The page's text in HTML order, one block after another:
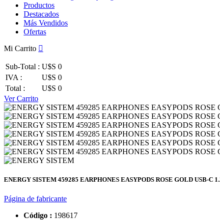
Productos
Destacados
Más Vendidos
Ofertas
Mi Carrito
Sub-Total : U$S 0
IVA :
U$S 0
Total :
U$S 0
Ver Carrito
ENERGY SISTEM 459285 EARPHONES EASYPODS ROSE GOLD USB-C
Página de fabricante
Código : 198617